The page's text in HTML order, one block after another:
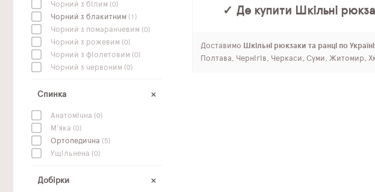
Чорний з білим (0)
Чорний з блакитним (1)
Чорний з помаранчевим (0)
Чорний з рожевим (0)
Чорний з фіолетовим (0)
Чорний з червоним (0)
Спинка
Анатомічна (0)
М'яка (0)
Ортопедична (5)
Ущільнена (0)
Добірки
✓ Де купити Шкільні
Доставимо Шкільні рюкзаки та ранці по Україні
Полтава, Чернігів, Черкаси, Суми, Житомир,